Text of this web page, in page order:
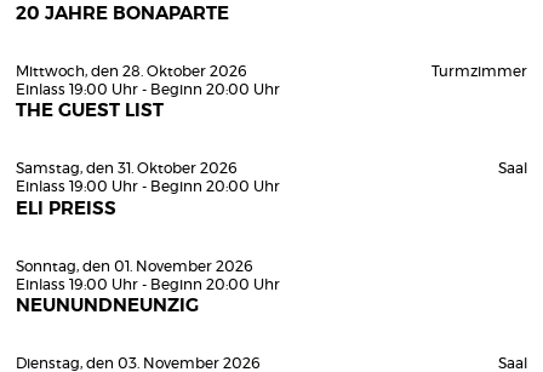
20 JAHRE BONAPARTE
Mittwoch, den 28. Oktober 2026
Einlass 19:00 Uhr - Beginn 20:00 Uhr
THE GUEST LIST
Turmzimmer
Samstag, den 31. Oktober 2026
Einlass 19:00 Uhr - Beginn 20:00 Uhr
ELI PREISS
Saal
Sonntag, den 01. November 2026
Einlass 19:00 Uhr - Beginn 20:00 Uhr
NEUNUNDNEUNZIG
Dienstag, den 03. November 2026
Saal